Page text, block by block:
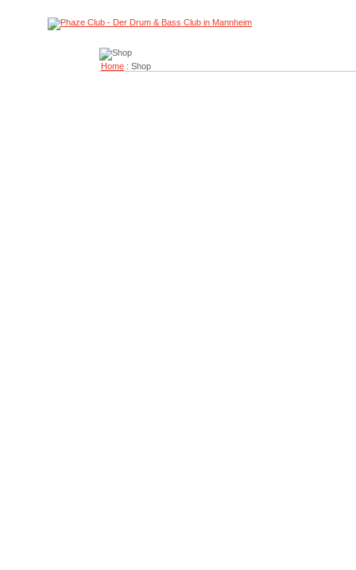
Home : Shop